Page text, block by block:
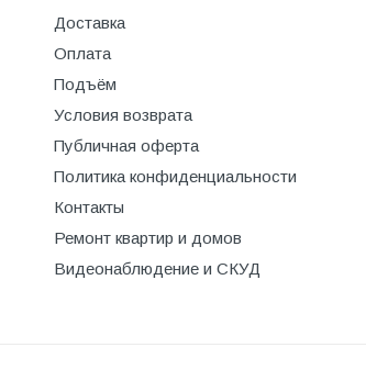
Доставка
Оплата
Подъём
Условия возврата
Публичная оферта
Политика конфиденциальности
Контакты
Ремонт квартир и домов
Видеонаблюдение и СКУД